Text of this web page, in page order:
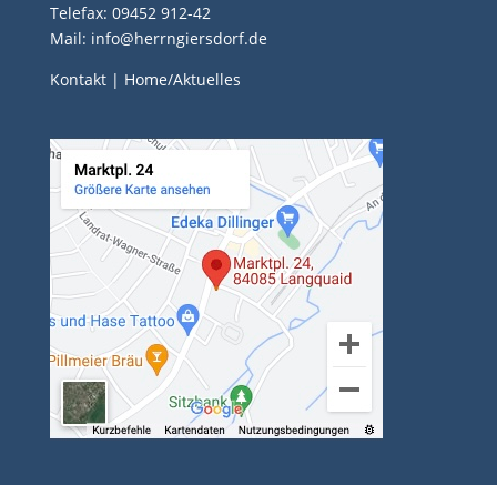
Telefax: 09452 912-42
Mail: info@herrngiersdorf.de
Kontakt| Home/Aktuelles